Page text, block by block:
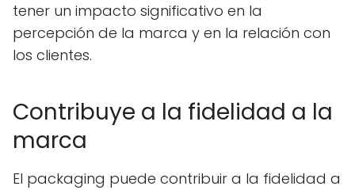
tener un impacto significativo en la
percepción de la marca y en la relación con
los clientes.
Contribuye a la fidelidad a la
marca
El packaging puede contribuir a la fidelidad a